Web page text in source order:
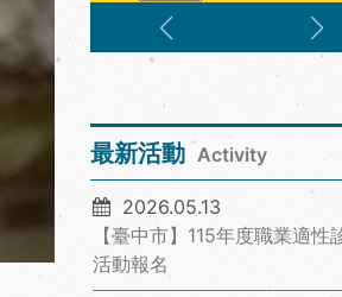
最新活動 Activity
2026.05.13
【臺中市】115年度職業適性
活動報名